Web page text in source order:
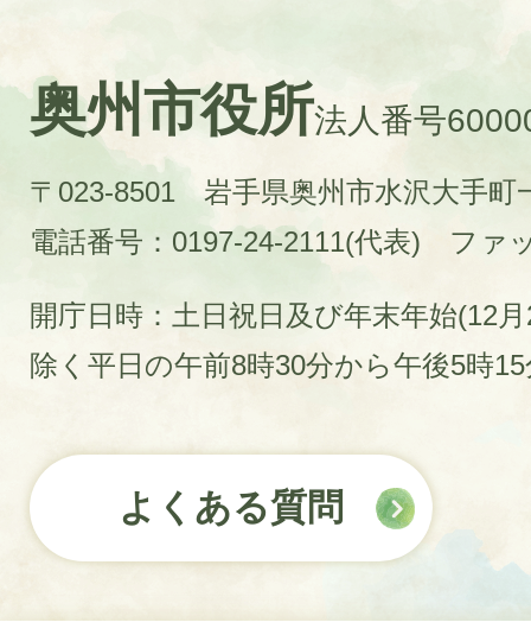
奥州市役所法人番号
〒023-8501 岩手県奥州市水沢大手町
電話番号：0197-24-2111(代表)
ファ
開庁日時：土日祝日及び年末年始(12
除く平日の午前8時30分から午後5時
よくある質問